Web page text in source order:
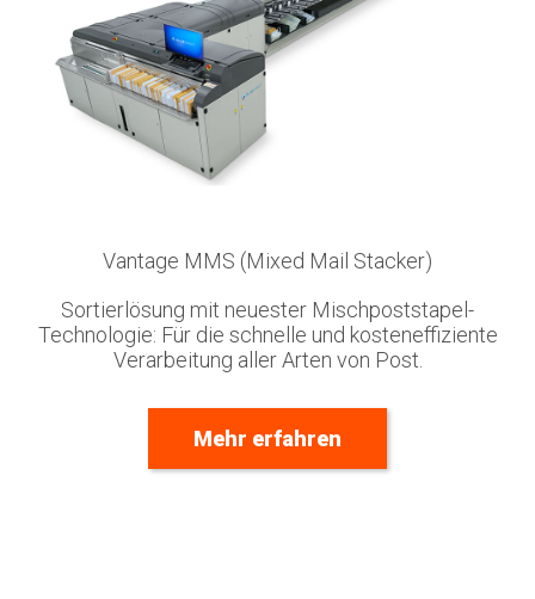
Vantage MMS (Mixed Mail Stacker)
Sortierlösung mit neuester Mischpoststapel-
Technologie: Für die schnelle und kosteneffiziente
Verarbeitung aller Arten von Post.
Mehr erfahren